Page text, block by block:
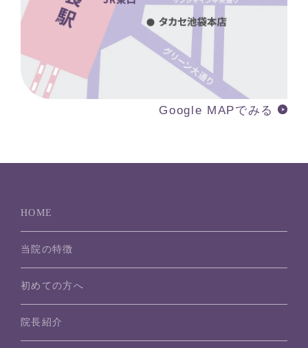
Google MAPでみる
HOME
当院の特徴
初めての方へ
院長紹介